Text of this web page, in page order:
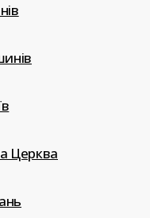
Церква